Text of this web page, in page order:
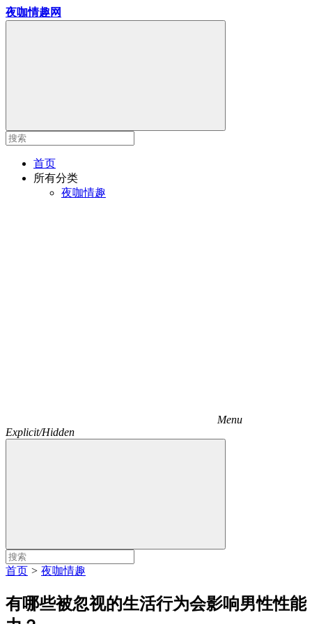
夜咖情趣网
首页
所有分类
夜咖情趣
Menu
Explicit/Hidden
首页 > 夜咖情趣
有哪些被忽视的生活行为会影响男性性能